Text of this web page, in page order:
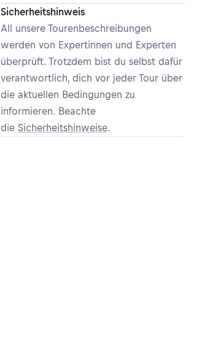
Sicherheitshinweis
All unsere Tourenbeschreibungen
werden von Expertinnen und Experten
überprüft. Trotzdem bist du selbst dafür
verantwortlich, dich vor jeder Tour über
die aktuellen Bedingungen zu
informieren. Beachte
die Sicherheitshinweise.